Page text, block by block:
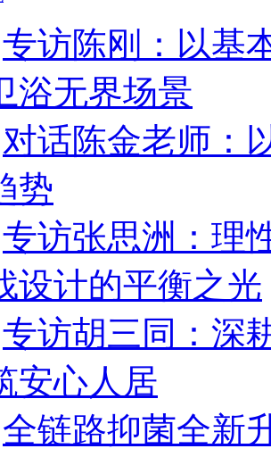
专访陈刚：以基
浴无界场景
对话陈金老师：
势
专访张思洲：理
设计的平衡之光
专访胡三同：深
安心人居
全链路抑菌全新